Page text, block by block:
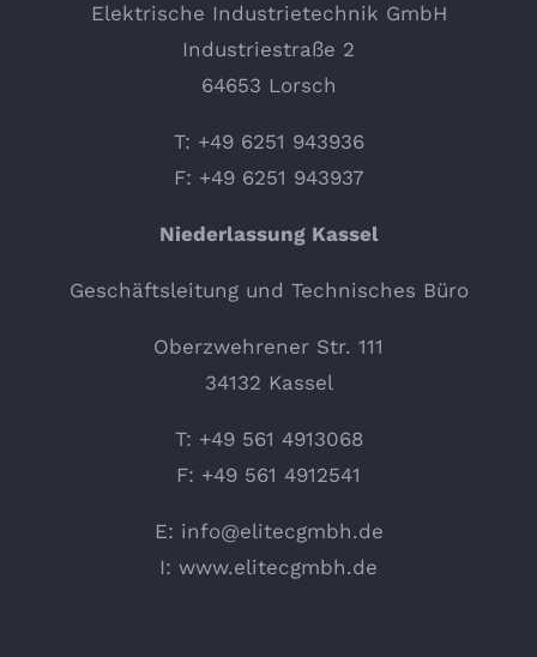
Elektrische Industrietechnik GmbH
Industriestraße 2
64653 Lorsch
T: +49 6251 943936
F: +49 6251 943937
Niederlassung Kassel
Geschäftsleitung und Technisches Büro
Oberzwehrener Str. 111
34132 Kassel
T: +49 561 4913068
F: +49 561 4912541
E: info@elitecgmbh.de
I: www.elitecgmbh.de